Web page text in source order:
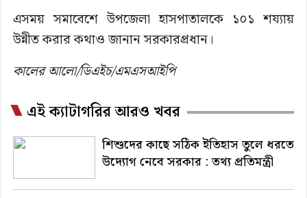
এসময় সমাবেশে উপজেলা হাসপাতালকে ১০১ শয্যায়
উন্নীত করার কথাও জানান সরকারপ্রধান।
কালের আলো/ডিএইচ/এমএসআইপি
এই ক্যাটাগরির আরও খবর
শিশুদের কাছে সঠিক ইতিহাস তুলে ধরতে
উদ্যোগ নেবে সরকার : তথ্য প্রতিমন্ত্রী